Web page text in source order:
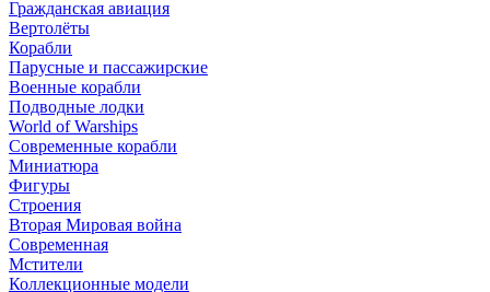
Гражданская авиация
Вертолёты
Корабли
Парусные и пассажирские
Военные корабли
Подводные лодки
World of Warships
Современные корабли
Миниатюра
Фигуры
Строения
Вторая Мировая война
Современная
Мстители
Коллекционные модели